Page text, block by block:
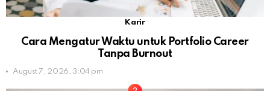
Karir
Cara Mengatur Waktu untuk Portfolio Career
Tanpa Burnout
August 7, 2026, 3:04 pm